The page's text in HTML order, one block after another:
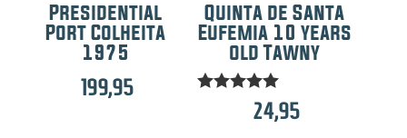
Presidential
Port Colheita
1975
199,95
Quinta de Santa
Eufemia 10 years
old Tawny
Gewaardeer24,95